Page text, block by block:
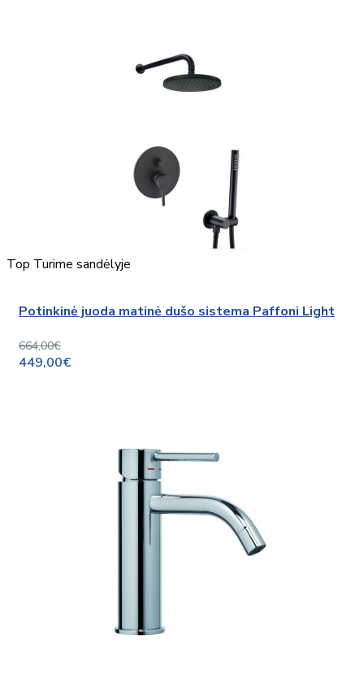
Top Turime sandėlyje
Potinkinė juoda matinė dušo sistema Paffoni Light
664,00€
449,00€